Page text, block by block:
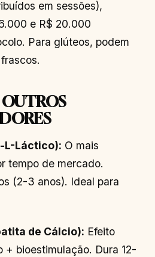
em sessões),
e R$ 20.000
Para glúteos, podem
L-Láctico): O mais
tempo de mercado.
(2-3 anos). Ideal para
de Cálcio): Efeito
+ bioestimulação. Dura 12-